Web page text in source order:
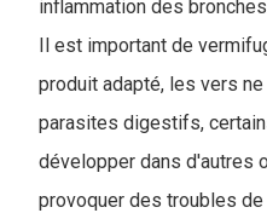
inflammation des
Il est important de
produit adapté, les vers
parasites digestifs,
développer dans d'autres
provoquer des troubles de